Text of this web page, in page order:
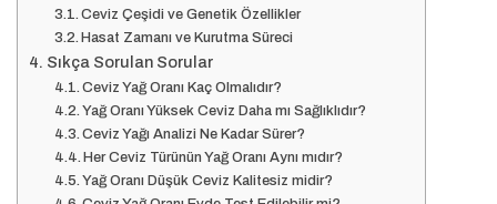
Ceviz Çeşidi ve Genetik Özellikler
Hasat Zamanı ve Kurutma Süreci
Sıkça Sorulan Sorular
Ceviz Yağ Oranı Kaç Olmalıdır?
Yağ Oranı Yüksek Ceviz Daha mı Sağlıklıdır?
Ceviz Yağı Analizi Ne Kadar Sürer?
Her Ceviz Türünün Yağ Oranı Aynı mıdır?
Yağ Oranı Düşük Ceviz Kalitesiz midir?